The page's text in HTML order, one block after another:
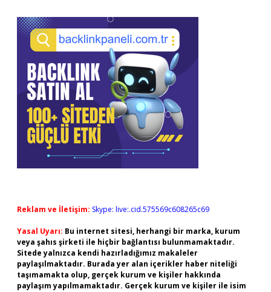
Reklam ve İletişim: Skype: live:.cid.575569c608265c69
Yasal Uyarı: Bu internet sitesi, herhangi bir marka, kurum
veya şahıs şirketi ile hiçbir bağlantısı bulunmamaktadır.
Sitede yalnızca kendi hazırladığımız makaleler
paylaşılmaktadır. Burada yer alan içerikler haber niteliği
taşımamakta olup, gerçek kurum ve kişiler hakkında
paylaşım yapılmamaktadır. Gerçek kurum ve kişiler ile isim